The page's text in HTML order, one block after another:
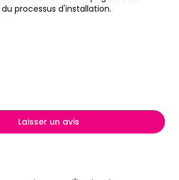
processus d'installation.
Laisser un avis